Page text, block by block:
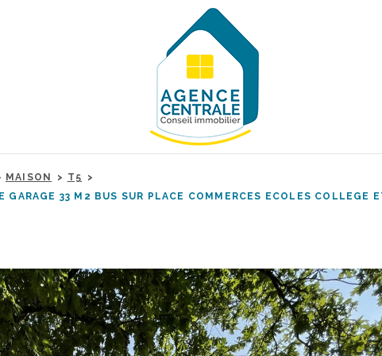
MAISON
T5
33 M2 BUS SUR PLACE COMMERCES ECOLES COLLEGE